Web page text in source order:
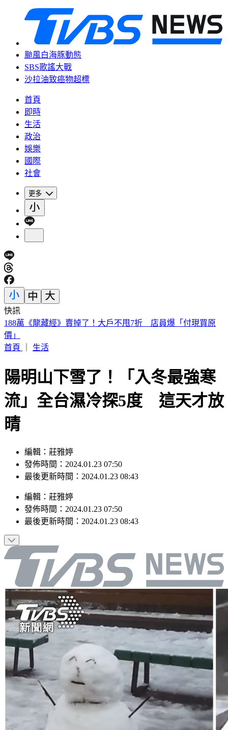
颱風白海豚動態
SBS歌謠大戰
沙拉油致癌物超標
首頁
即時
生活
政治
娛樂
國際
社會
更多
快訊
遠見天下創辦人高希均90歲辭世！「長壽5秘訣」曝 醫生也
認同
首頁
生活
陽明山下雪了！「入冬最強寒
流」全台濕冷探5度 這天才放
晴
編輯：莊雅婷
發佈時間：2024.01.23 07:50
最後更新時間：2024.01.23 08:43
編輯 ： 莊雅婷
發佈時間： 2024.01.23 07:50
最後更新時間： 2024.01.23 08:43